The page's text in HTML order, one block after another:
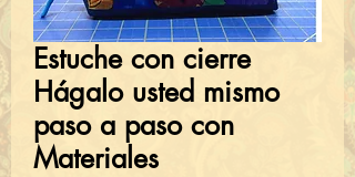
Estuche con cierre
Hágalo usted mismo
paso a paso con
Materiales